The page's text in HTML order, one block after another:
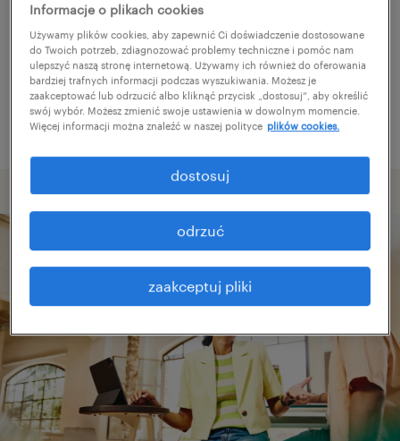
poszukiwań?
Zmień nazwę stanowiska albo słowa
kluczowe i sprawdź, czy zostały zapisane
poprawnie.
Informacje o plikach cookies
Używamy plików cookies, aby zapewnić Ci doświadczenie dostosowane
do Twoich potrzeb, zdiagnozować problemy techniczne i pomóc nam
ulepszyć naszą stronę internetową. Używamy ich również do oferowania
bardziej trafnych informacji podczas wyszukiwania. Możesz je
zaakceptować lub odrzucić albo kliknąć przycisk „dostosuj”, aby określić
swój wybór. Możesz zmienić swoje ustawienia w dowolnym momencie.
Więcej informacji można znaleźć w naszej polityce plików cookies.
zaakceptuj pliki
odrzuć
dostosuj